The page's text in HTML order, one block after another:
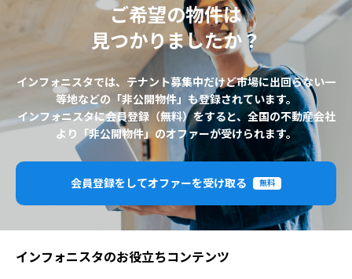
ご希望の物件は
見つかりましたか？
インフォニスタでは、テナント募集中だけど市場に出回らない一
等地などの「非公開物件」も登録されています。
インフォニスタに会員登録（無料）をすると、全国の不動産会社
より「非公開物件」のオファーが受けられます。
会員登録をしてオファーを受け取る 無料
インフォニスタのお役立ちコンテンツ